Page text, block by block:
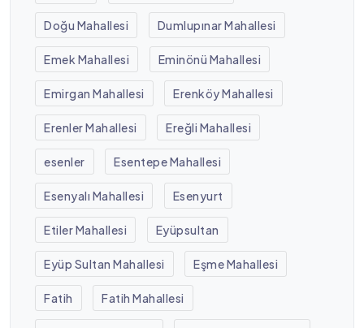
Doğu Mahallesi Dumlupınar Mahallesi
Emek Mahallesi Eminönü Mahallesi
Emirgan Mahallesi Erenköy Mahallesi
Erenler Mahallesi Ereğli Mahallesi
esenler Esentepe Mahallesi
Esenyalı Mahallesi Esenyurt
Etiler Mahallesi Eyüpsultan
Eyüp Sultan Mahallesi Eşme Mahallesi
Fatih Fatih Mahallesi